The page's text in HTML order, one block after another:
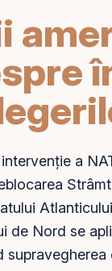
a
de Nord se